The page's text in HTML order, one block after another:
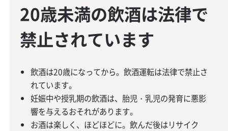
20歳未満の飲酒は法律で
禁止されています
飲酒は20歳になってから。飲酒運転は法律で禁止さ
れています。
妊娠中や授乳期の飲酒は、胎児・乳児の発育に悪影
響を与えるおそれがあります。
お酒は楽しく、ほどほどに。飲んだ後はリサイク